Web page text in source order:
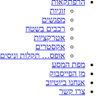
זוגיות
מפגשים
רכבים בשטח
אטרקציות
אקסטרים
אופס… תקלות וניסים
מפת המסע
מן הפייסבוק
אנחנו ביוטיוב
צרו קשר